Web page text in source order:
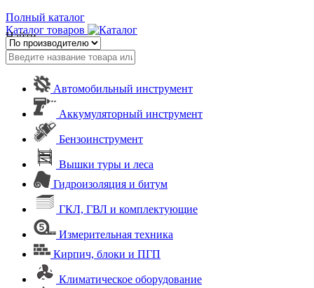
Полный каталог
Каталог товаров
Найти
Автомобильный инструмент
Аккумуляторный инструмент
Бензоинструмент
Вышки туры и леса
Гидроизоляция и битум
ГКЛ, ГВЛ и комплектующие
Измерительная техника
Кирпич, блоки и ПГП
Климатическое оборудование